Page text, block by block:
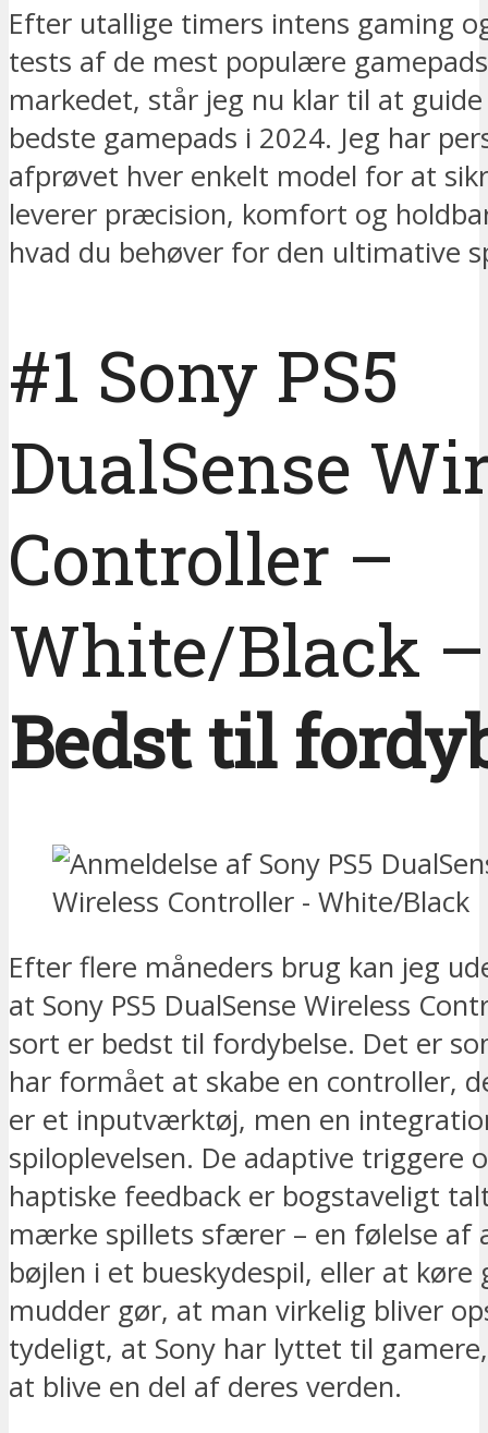
Efter utallige timers intens gaming
tests af de mest populære
markedet, står jeg nu klar til at
bedste gamepads i 2024. Jeg har
afprøvet hver enkelt model for at
leverer præcision, komfort og
hvad du behøver for den ultimative
#1 Sony PS5
DualSense
Controller –
White/Black –
Bedst til
Efter flere måneders brug kan jeg
at Sony PS5 DualSense Wireless
sort er bedst til fordybelse. Det er
har formået at skabe en controller,
er et inputværktøj, men en
spiloplevelsen. De adaptive triggere
haptiske feedback er bogstaveligt
mærke spillets sfærer – en følelse af
bøjlen i et bueskydespil, eller at køre
mudder gør, at man virkelig bliver
tydeligt, at Sony har lyttet til
at blive en del af deres verden.